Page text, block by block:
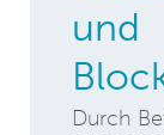
und
Durch